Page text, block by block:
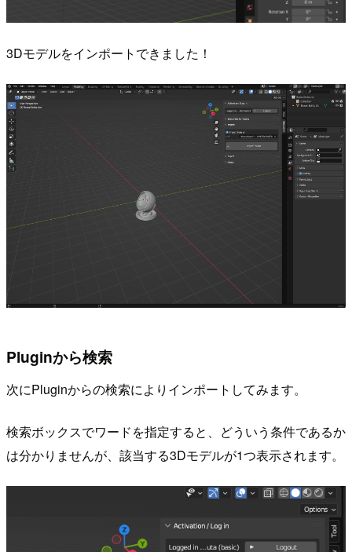
3Dモデルをインポートできました！
Pluginから検索
次にPluginからの検索によりインポートしてみます。
検索ボックスでワードを指定すると、どういう条件であるか
は分かりませんが、該当する3Dモデルが1つ表示されます。